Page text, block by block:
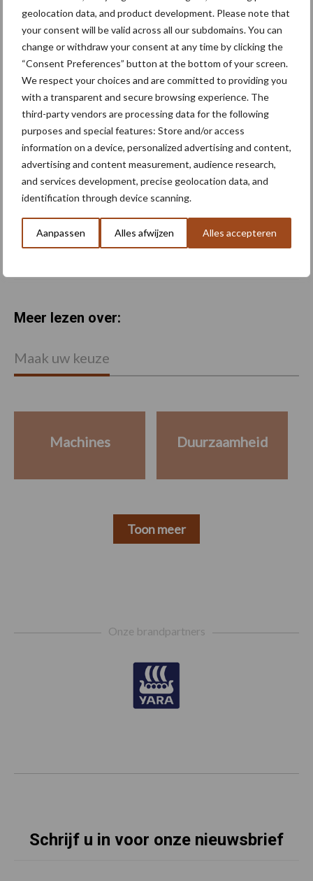
geolocation data, and product development. Please note that
your consent will be valid across all our subdomains. You can
change or withdraw your consent at any time by clicking the
“Consent Preferences” button at the bottom of your screen.
We respect your choices and are committed to providing you
with a transparent and secure browsing experience. The
third-party vendors are processing data for the following
purposes and special features: Store and/or access
information on a device, personalized advertising and content,
advertising and content measurement, audience research,
and services development, precise geolocation data, and
identification through device scanning.
Aanpassen Alles afwijzen Alles accepteren
recycle-service voor
bigbags
Van onze partner Yara
Podcast | Het nieuwe
seizoen staat voor de deur:
spreid uw succes met
kwaliteit
PepsiCo Europe en Yara
bundelen krachten om
productie gewassen te
verduurzamen
Meer lezen over:
Maak uw keuze
Machines Duurzaamheid
Toon meer
Onze brandpartners
Schrijf u in voor onze nieuwsbrief